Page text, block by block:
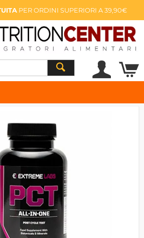
PER ORDINI SUPERIORI A 39,90€